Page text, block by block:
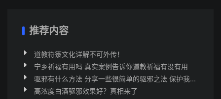
推荐内容
道教符箓文化详解不可外传！
宁乡祈福有用吗 真实案例告诉你道教祈福有没有用
驱邪有什么方法 分享一些很简单的驱邪之法 保护我...
高浓度白酒驱邪效果好？真相来了